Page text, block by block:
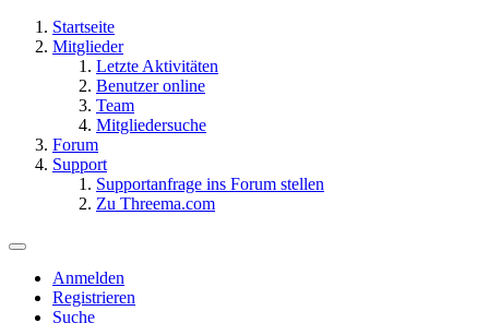
Startseite
Mitglieder
Letzte Aktivitäten
Benutzer online
Team
Mitgliedersuche
Forum
Support
Supportanfrage ins Forum stellen
Zu Threema.com
Anmelden
Registrieren
Suche